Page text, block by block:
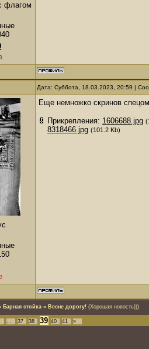
флагом
Дата: Суббота, 18.03.2023, 20:59 |
Еще немножко скринов
Прикрепления: 1606688.jpg
8318466.jpg (101.2 Kb)
Барная стойка » Весне дорогу! (Хорошая новость)))
… 37 38 39 40 41 »